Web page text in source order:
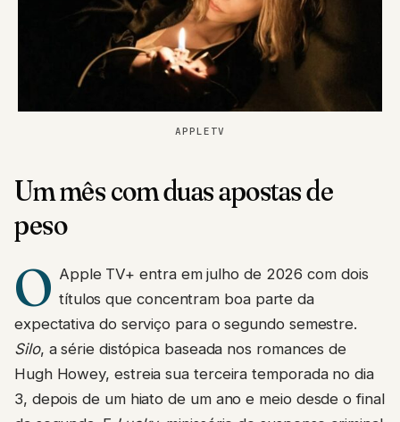
APPLETV
Um mês com duas apostas de
peso
O Apple TV+ entra em julho de 2026 com dois
títulos que concentram boa parte da
expectativa do serviço para o segundo semestre.
Silo, a série distópica baseada nos romances de
Hugh Howey, estreia sua terceira temporada no dia
3, depois de um hiato de um ano e meio desde o final